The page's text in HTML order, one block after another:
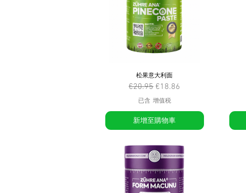
松果意大利面
一般價格
€20.95 促銷價格
€18.86
已含 增值税
新增至購物車